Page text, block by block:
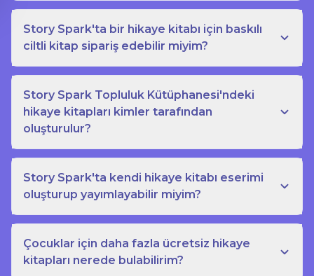
Story Spark'ta bir hikaye kitabı için baskılı
ciltli kitap sipariş edebilir miyim?
Story Spark Topluluk Kütüphanesi'ndeki
hikaye kitapları kimler tarafından
oluşturulur?
Story Spark'ta kendi hikaye kitabı eserimi
oluşturup yayımlayabilir miyim?
Çocuklar için daha fazla ücretsiz hikaye
kitapları nerede bulabilirim?